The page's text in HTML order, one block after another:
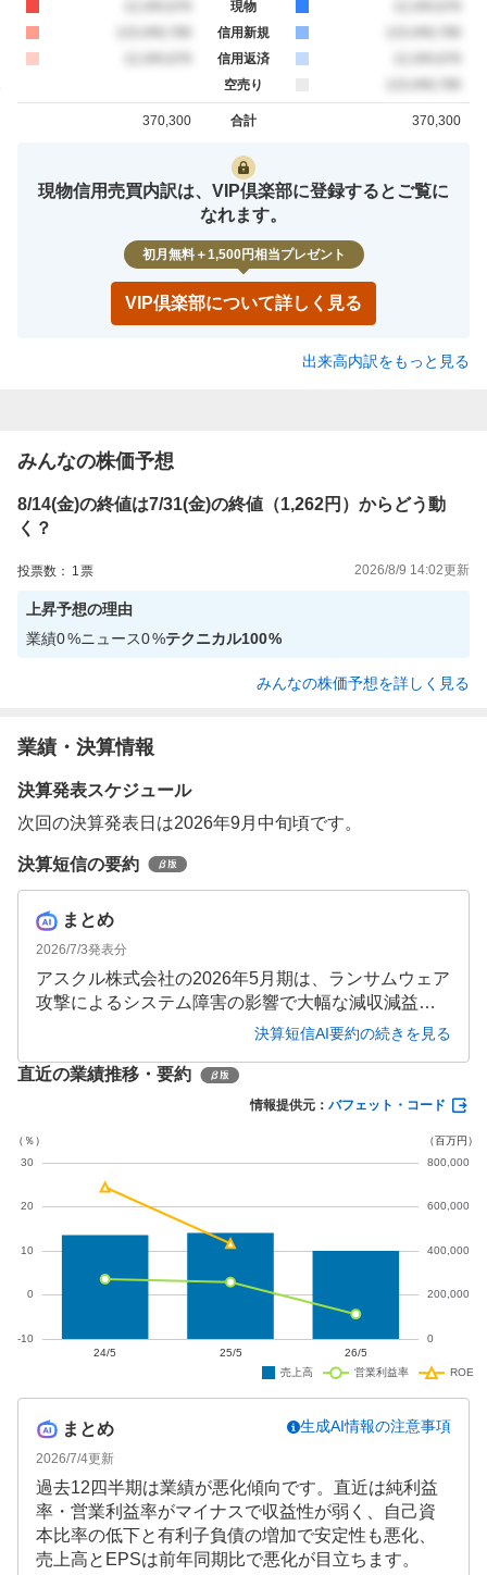
現物
信用新規
信用返済
空売り
合計
370,300 370,300
現物信用売買内訳は、VIP倶楽部に登録するとご覧に
なれます。
初月無料＋1,500円相当プレゼント
VIP倶楽部について詳しく見る
出来高内訳をもっと見る
みんなの株価予想
8/14(金)の終値は7/31(金)の終値（1,262円）からどう動
く？
投票数： 1 票 2026/8/9 14:02更新
上昇予想の理由
業績0%ニュース0%テクニカル100%
みんなの株価予想を詳しく見る
業績・決算情報
決算発表スケジュール
次回の決算発表日は2026年9月中旬頃です。
決算短信の要約
まとめ
2026/7/3発表分
アスクル株式会社の2026年5月期は、ランサムウェア
攻撃によるシステム障害の影響で大幅な減収減益と
なりました。売上高は前期比16.8%減の4,001億9,900
7年5月期は売上高4,900億円(前期比22.4%増)、営業
利益70億円を見込み、事業基盤の強化と新たな需要
決算短信AI要約の続きを見る
直近の業績推移・要約
情報提供元： バフェット・コード
まとめ
2026/7/4更新
生成AI情報の注意事項
過去12四半期は業績が悪化傾向です。直近は純利益
率・営業利益率がマイナスで収益性が弱く、自己資
本比率の低下と有利子負債の増加で安定性も悪化、
売上高とEPSは前年同期比で悪化が目立ちます。